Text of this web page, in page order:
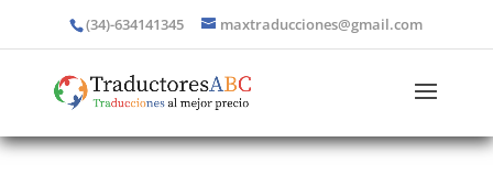
(34)-634141345 maxtraducciones@gmail.com